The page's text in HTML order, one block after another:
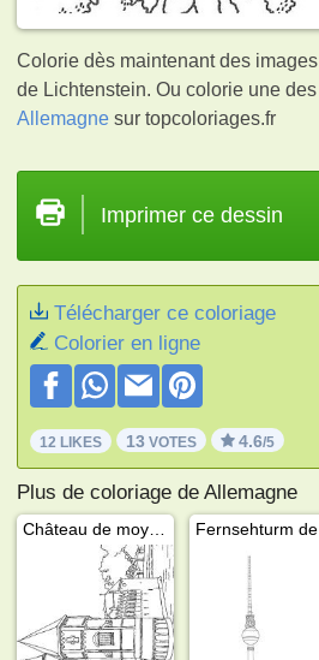
Colorie dès maintenant des
de Lichtenstein. Ou colorie une
Allemagne sur topcoloriages.fr
Imprimer ce dessin
Télécharger ce coloriage
Colorier en ligne
12 LIKES 13 VOTES 4.6/5
Plus de coloriage de Allemagne